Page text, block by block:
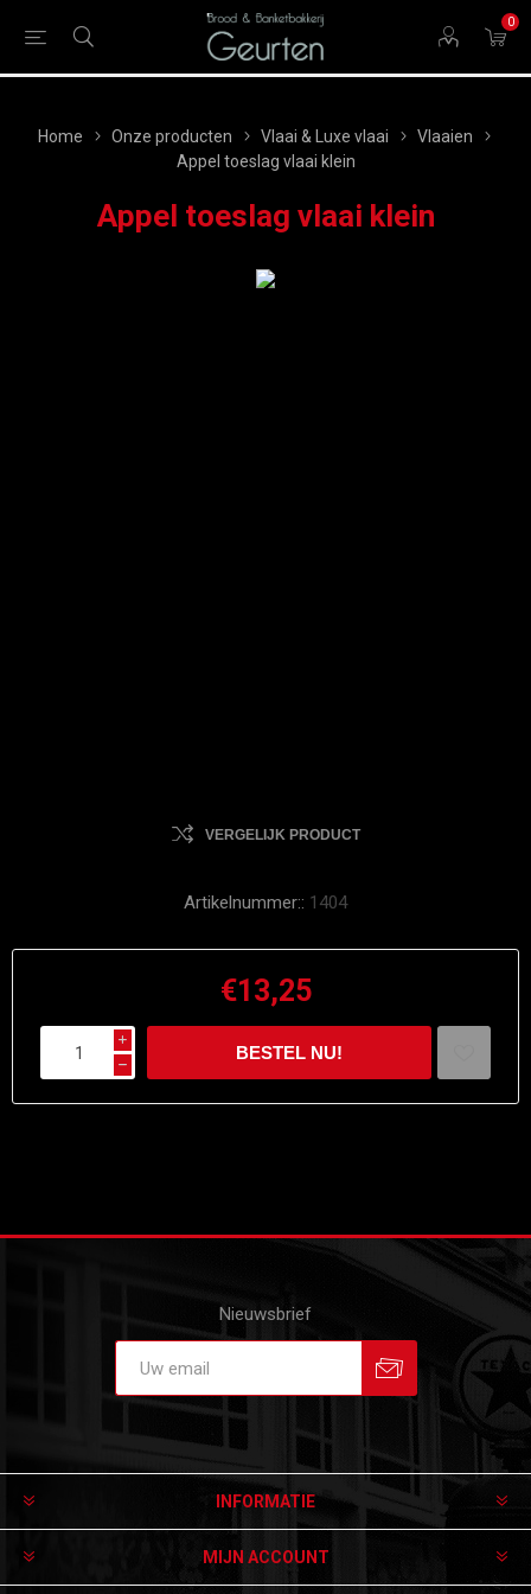
0
Home Onze producten Vlaai & Luxe vlaai
Vlaaien
Appel toeslag vlaai klein
Appel toeslag vlaai klein
VERGELIJK PRODUCT
Artikelnummer:: 1404
€13,25
i
h
Nieuwsbrief
INFORMATIE
MIJN ACCOUNT